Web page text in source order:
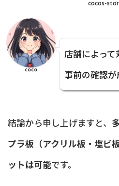
cocos-
coco
店舗によって
事前の確認が
結論から申し上げますと、
プラ板（アクリル板・塩ビ
ットは可能です。